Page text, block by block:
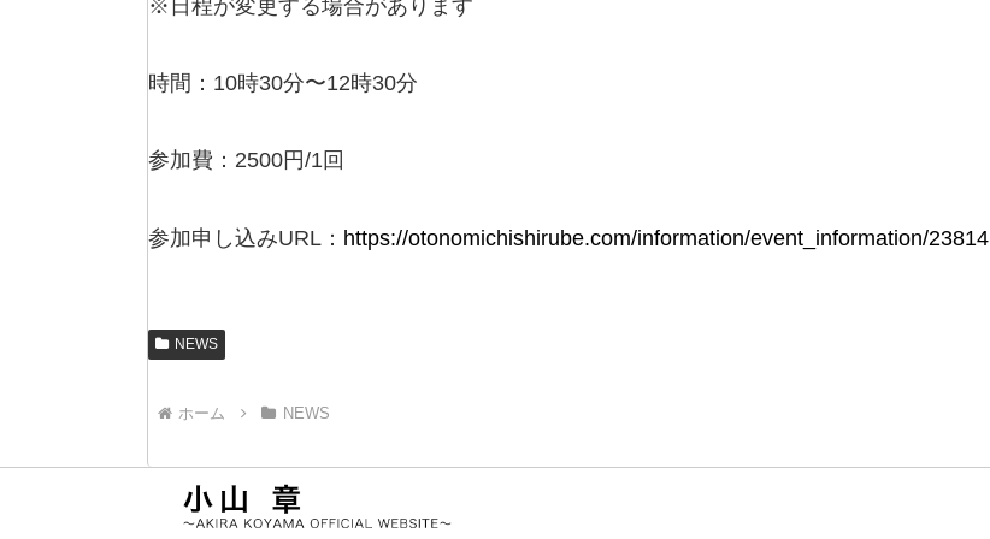
※日程が変更する場合があります
時間：10時30分〜12時30分
参加費：2500円/1回
参加申し込みURL： https://otonomichishirube.com/information/event_information/23814
NEWS
ホーム NEWS